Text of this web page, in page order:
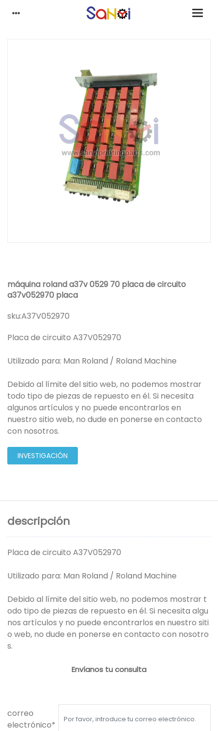
máquina roland a37v 0529 70 placa de circuito
a37v052970 placa
sku:A37V052970
Placa de circuito A37V052970
Utilizado para: Man Roland / Roland Machine
Debido al límite del sitio web, no podemos mostrar
todo tipo de piezas de repuesto en él. Si necesita
algunos artículos y no puede encontrarlos en
nuestro sitio web, no dude en ponerse en contacto
con nosotros.
INVESTIGACIÓN
descripción
Placa de circuito A37V052970
Utilizado para: Man Roland / Roland Machine
Debido al límite del sitio web, no podemos mostrar t
odo tipo de piezas de repuesto en él. Si necesita algu
nos artículos y no puede encontrarlos en nuestro siti
o web, no dude en ponerse en contacto con nosotro
s.
Envíanos tu consulta
correo
electrónico*